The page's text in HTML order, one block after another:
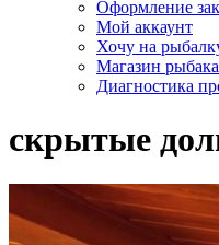
Оформление
Мой аккаунт
Хочу на
Магазин
Диагностика
скрытые